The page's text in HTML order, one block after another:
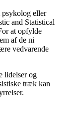
psykolog eller
and Statistical
at opfylde
af de ni
vedvarende
lidelser og
træk kan